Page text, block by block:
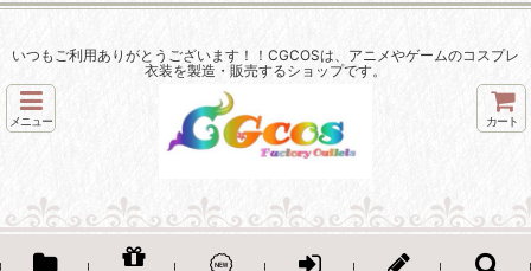
いつもご利用ありがとうございます！！CGCOSは、アニメやゲームのコスプレ
衣装を製造・販売するショップです。
メニュー カート